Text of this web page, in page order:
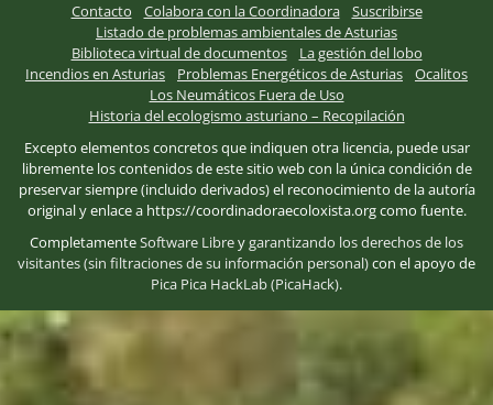
Contacto Colabora con la Coordinadora
Suscribirse
Listado de problemas ambientales de Asturias
Biblioteca virtual de documentos
La gestión del lobo
Incendios en Asturias
Problemas Energéticos de Asturias
Ocalitos
Los Neumáticos Fuera de Uso
Historia del ecologismo asturiano – Recopilación
Excepto elementos concretos que indiquen otra licencia, puede usar
libremente los contenidos de este sitio web con la única condición de
preservar siempre (incluido derivados) el reconocimiento de la autoría
original y enlace a https://coordinadoraecoloxista.org como fuente.
CompletamenteSoftware Libreygarantizando los derechos de los
visitantes (sin filtraciones de su información personal)con el apoyo de
Pica Pica HackLab (PicaHack).